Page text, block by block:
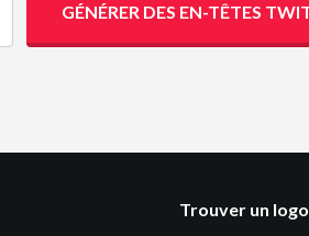
GÉNÉRER DES EN-TÊTES
Trouver un logo